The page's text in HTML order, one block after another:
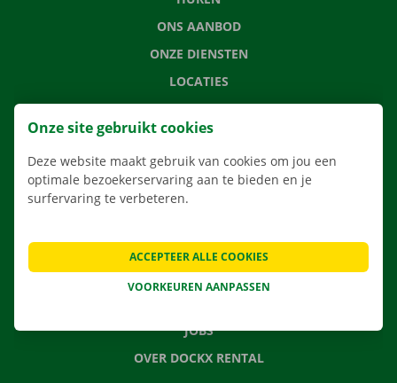
ONS AANBOD
ONZE DIENSTEN
LOCATIES
APP
VERHUISOPLOSSINGEN
VEELGESTELDE VRAGEN
NIEUWS
JOBS
OVER DOCKX RENTAL
Onze site gebruikt cookies
Deze website maakt gebruik van cookies om jou een
optimale bezoekerservaring aan te bieden en je
surfervaring te verbeteren.
VOORKEUREN AANPASSEN
ACCEPTEER ALLE COOKIES